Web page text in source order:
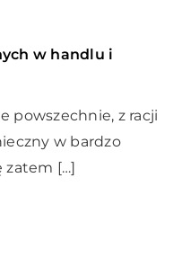
17 listopada 2020
w handlu i
powszechnie, z racji
w bardzo
zatem […]